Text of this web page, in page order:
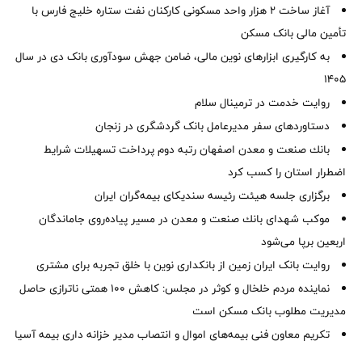
آغاز ساخت ۲ هزار واحد مسکونی کارکنان نفت ستاره خلیج فارس با
تأمین مالی بانک مسکن
به کارگیری ابزارهای نوین مالی، ضامن جهش سودآوری بانک دی در سال
1405
روایت خدمت در ترمینال سلام
دستاوردهای سفر مدیرعامل بانک گردشگری در زنجان
بانك صنعت و معدن اصفهان رتبه دوم پرداخت تسهیلات شرایط
اضطرار استان را كسب كرد
برگزاری جلسه هیئت رئیسه سندیکای بیمه‌گران ایران
موكب شهدای بانك صنعت و معدن در مسیر پیاده‌روی جاماندگان
اربعین برپا می‌شود
روایت بانک ایران زمین از بانکداری نوین با خلق تجربه برای مشتری
نماینده مردم خلخال و کوثر در مجلس: کاهش ۱۰۰ همتی ناترازی حاصل
مدیریت مطلوب بانک مسکن است
تکریم معاون فنی بیمه‌های اموال و انتصاب مدیر خزانه داری بیمه آسیا